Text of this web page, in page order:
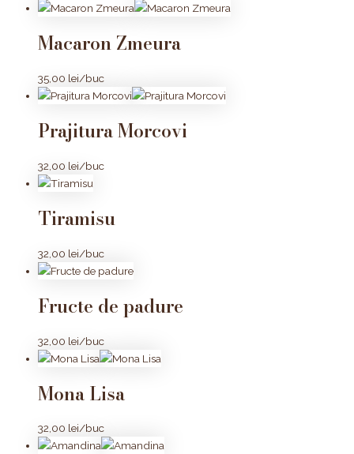
Macaron Zmeura
35,00 lei/buc
Prajitura Morcovi
32,00 lei/buc
Tiramisu
32,00 lei/buc
Fructe de padure
32,00 lei/buc
Mona Lisa
32,00 lei/buc